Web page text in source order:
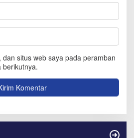
situs web saya pada peramban
berikutnya.